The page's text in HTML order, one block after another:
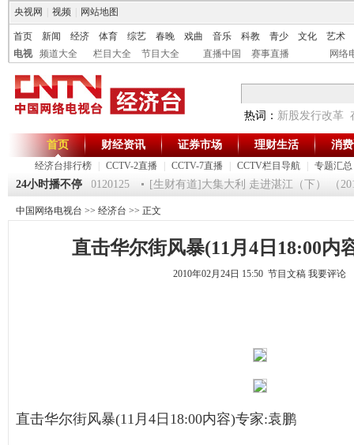
央视网 视频 网站地图
首页 新闻 经济 体育 综艺 春晚 戏曲 音乐 科教 青少 文化
艺术
电视
频道大全 栏目大全 节目大全 直播中国 赛事直播 网络
热词： 新股发行改革
首页
经济台排行榜 CCTV-2直播 CCTV-7直播 CCTV栏目导航 专题汇总
财经资讯 证券市场 理财生活 消
24小时播不停
《第一时间》 20120125 [生财有道]大集大利 走进湛江（下） （
中国网络电视台 >> 经济台 >> 正文
直击华尔街风暴(11月4日18:00内
2010年02月24日 15:50 节目文稿 我要评论
直击华尔街风暴(11月4日18:00内容)专家:袁鹏